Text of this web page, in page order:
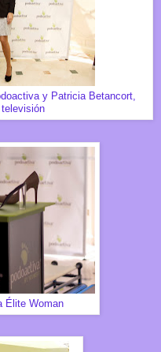
y Patricia Betancort,
Élite Woman